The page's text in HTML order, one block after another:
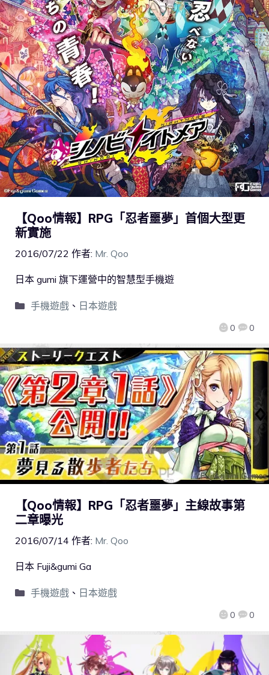
【Qoo情報】RPG「忍者噩夢」首個大型更
新實施
2016/07/22 作者: Mr. Qoo
0 0
日本 gumi 旗下運營中的智慧型手機遊
手機遊戲、 日本遊戲
【Qoo情報】RPG「忍者噩夢」主線故事第
二章曝光
2016/07/14 作者: Mr. Qoo
0 0
日本 Fuji&gumi Ga
手機遊戲、 日本遊戲